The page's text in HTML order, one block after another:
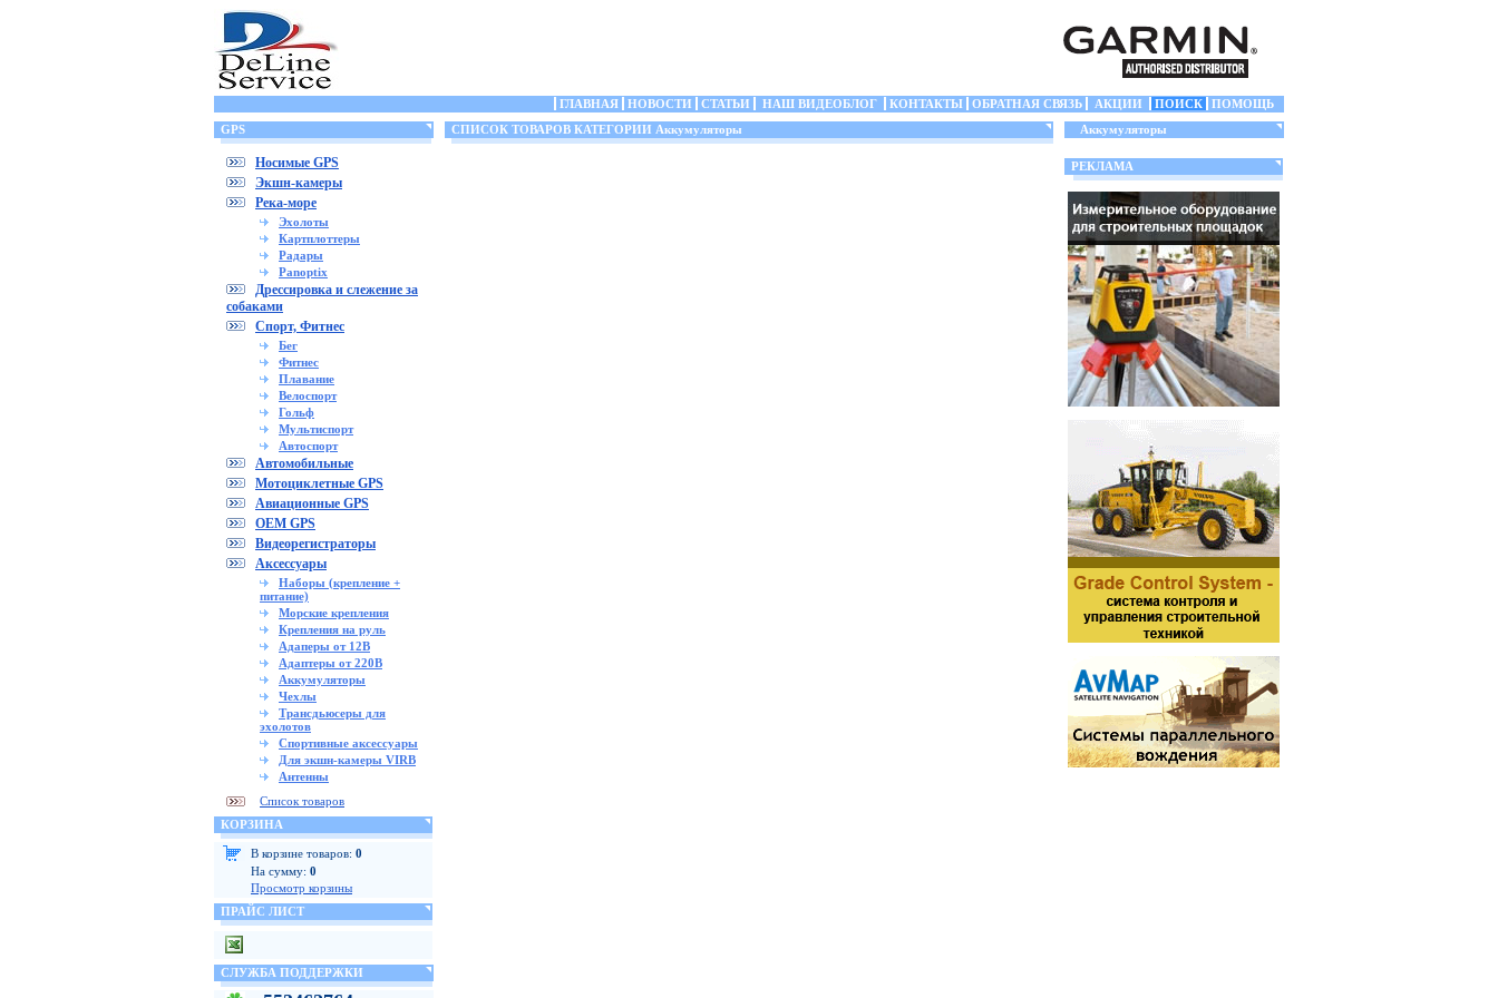
ГЛАВНАЯ НОВОСТИ СТАТЬИ НАШ ВИДЕОБЛОГ КОНТАКТЫ ОБРАТНАЯ СВЯЗЬ АКЦИИ ПОИСК
ПОМОЩЬ
GPS
Носимые GPS
Экшн-камеры
Река-море
Эхолоты
Картплоттеры
Радары
Panoptix
Дрессировка и слежение за
собаками
Спорт, Фитнес
Бег
Фитнес
Плавание
Велоспорт
Гольф
Мультиспорт
Автоспорт
Автомобильные
Мотоциклетные GPS
Авиационные GPS
OEM GPS
Видеорегистраторы
Аксессуары
Наборы (крепление +
питание)
Морские крепления
Крепления на руль
Адаперы от 12В
Адаптеры от 220В
Аккумуляторы
Чехлы
Трансдьюсеры для
эхолотов
Спортивные аксессуары
Для экшн-камеры VIRB
Антенны
Список товаров
КОРЗИНА
В корзине товаров: 0
На сумму: 0
Просмотр корзины
ПРАЙС ЛИСТ
СЛУЖБА ПОДДЕРЖКИ
СПИСОК ТОВАРОВ КАТЕГОРИИ Аккумуляторы Аккумуляторы
РЕКЛАМА